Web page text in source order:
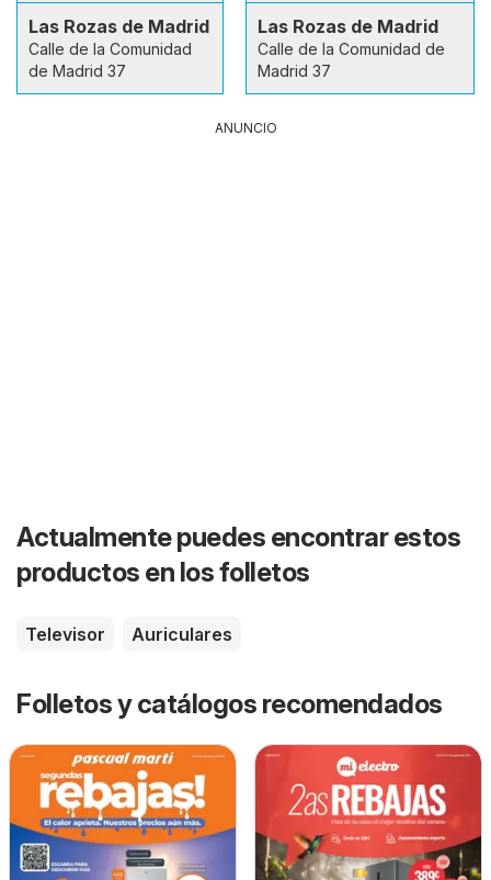
Las Rozas de Madrid
Calle de la Comunidad
de Madrid 37
Las Rozas de Madrid
Calle de la Comunidad de
Madrid 37
ANUNCIO
Actualmente puedes encontrar estos
productos en los folletos
Televisor Auriculares
Folletos y catálogos recomendados